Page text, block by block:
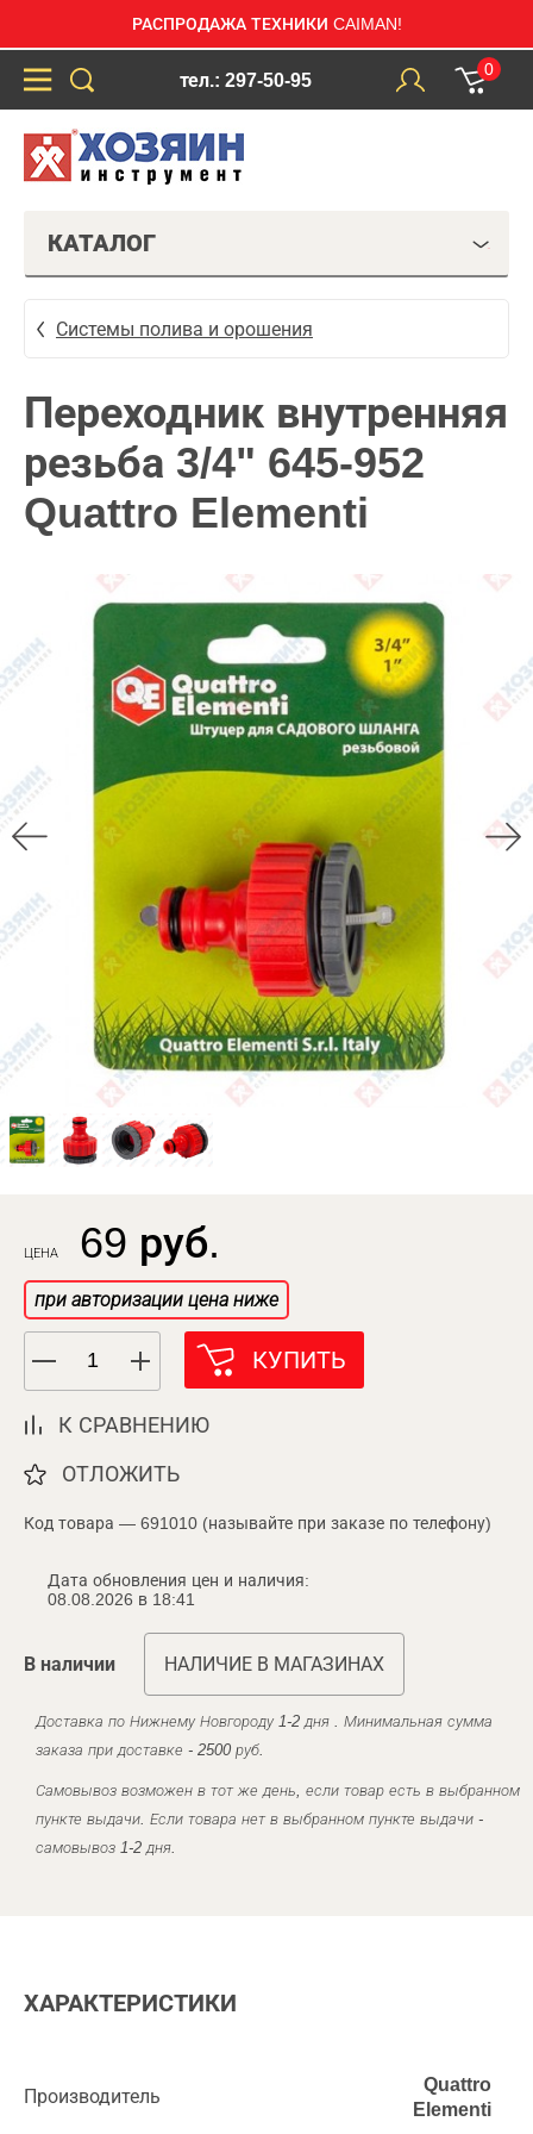
РАСПРОДАЖА ТЕХНИКИ CAIMAN!
тел.: 297-50-95
0
КАТАЛОГ
Системы полива и орошения
Переходник внутренняя
резьба 3/4" 645-952
Quattro Elementi
ЦЕНА 69 руб.
при авторизации цена ниже
КУПИТЬ
К СРАВНЕНИЮ
ОТЛОЖИТЬ
Код товара — 691010 (называйте при заказе по телефону)
Дата обновления цен и наличия:
08.08.2026 в 18:41
В наличии НАЛИЧИЕ В МАГАЗИНАХ
Доставка по Нижнему Новгороду 1-2 дня . Минимальная сумма
заказа при доставке - 2500 руб.
Самовывоз возможен в тот же день, если товар есть в выбранном
пункте выдачи. Если товара нет в выбранном пункте выдачи -
самовывоз 1-2 дня.
ХАРАКТЕРИСТИКИ
Производитель
Quattro
Elementi